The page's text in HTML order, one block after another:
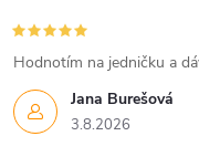
v
k
y
Jana Burešová
3.8.2026
Hodnotím na jedničku a